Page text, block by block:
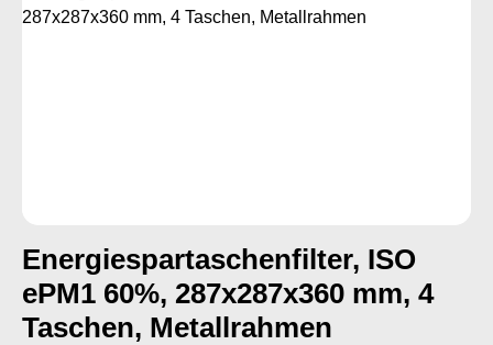
Energiespartaschenfilter, ISO
ePM1 60%, 287x287x360 mm, 4
Taschen, Metallrahmen